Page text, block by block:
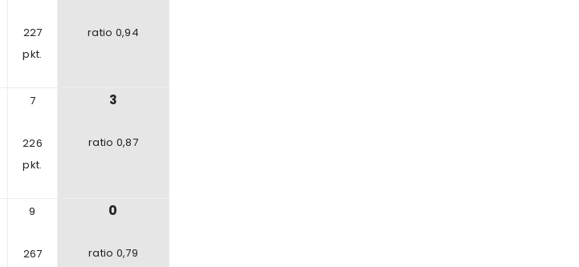
227
pkt.
ratio 0,94
7
226
pkt.
3
ratio 0,87
9
267
0
ratio 0,79